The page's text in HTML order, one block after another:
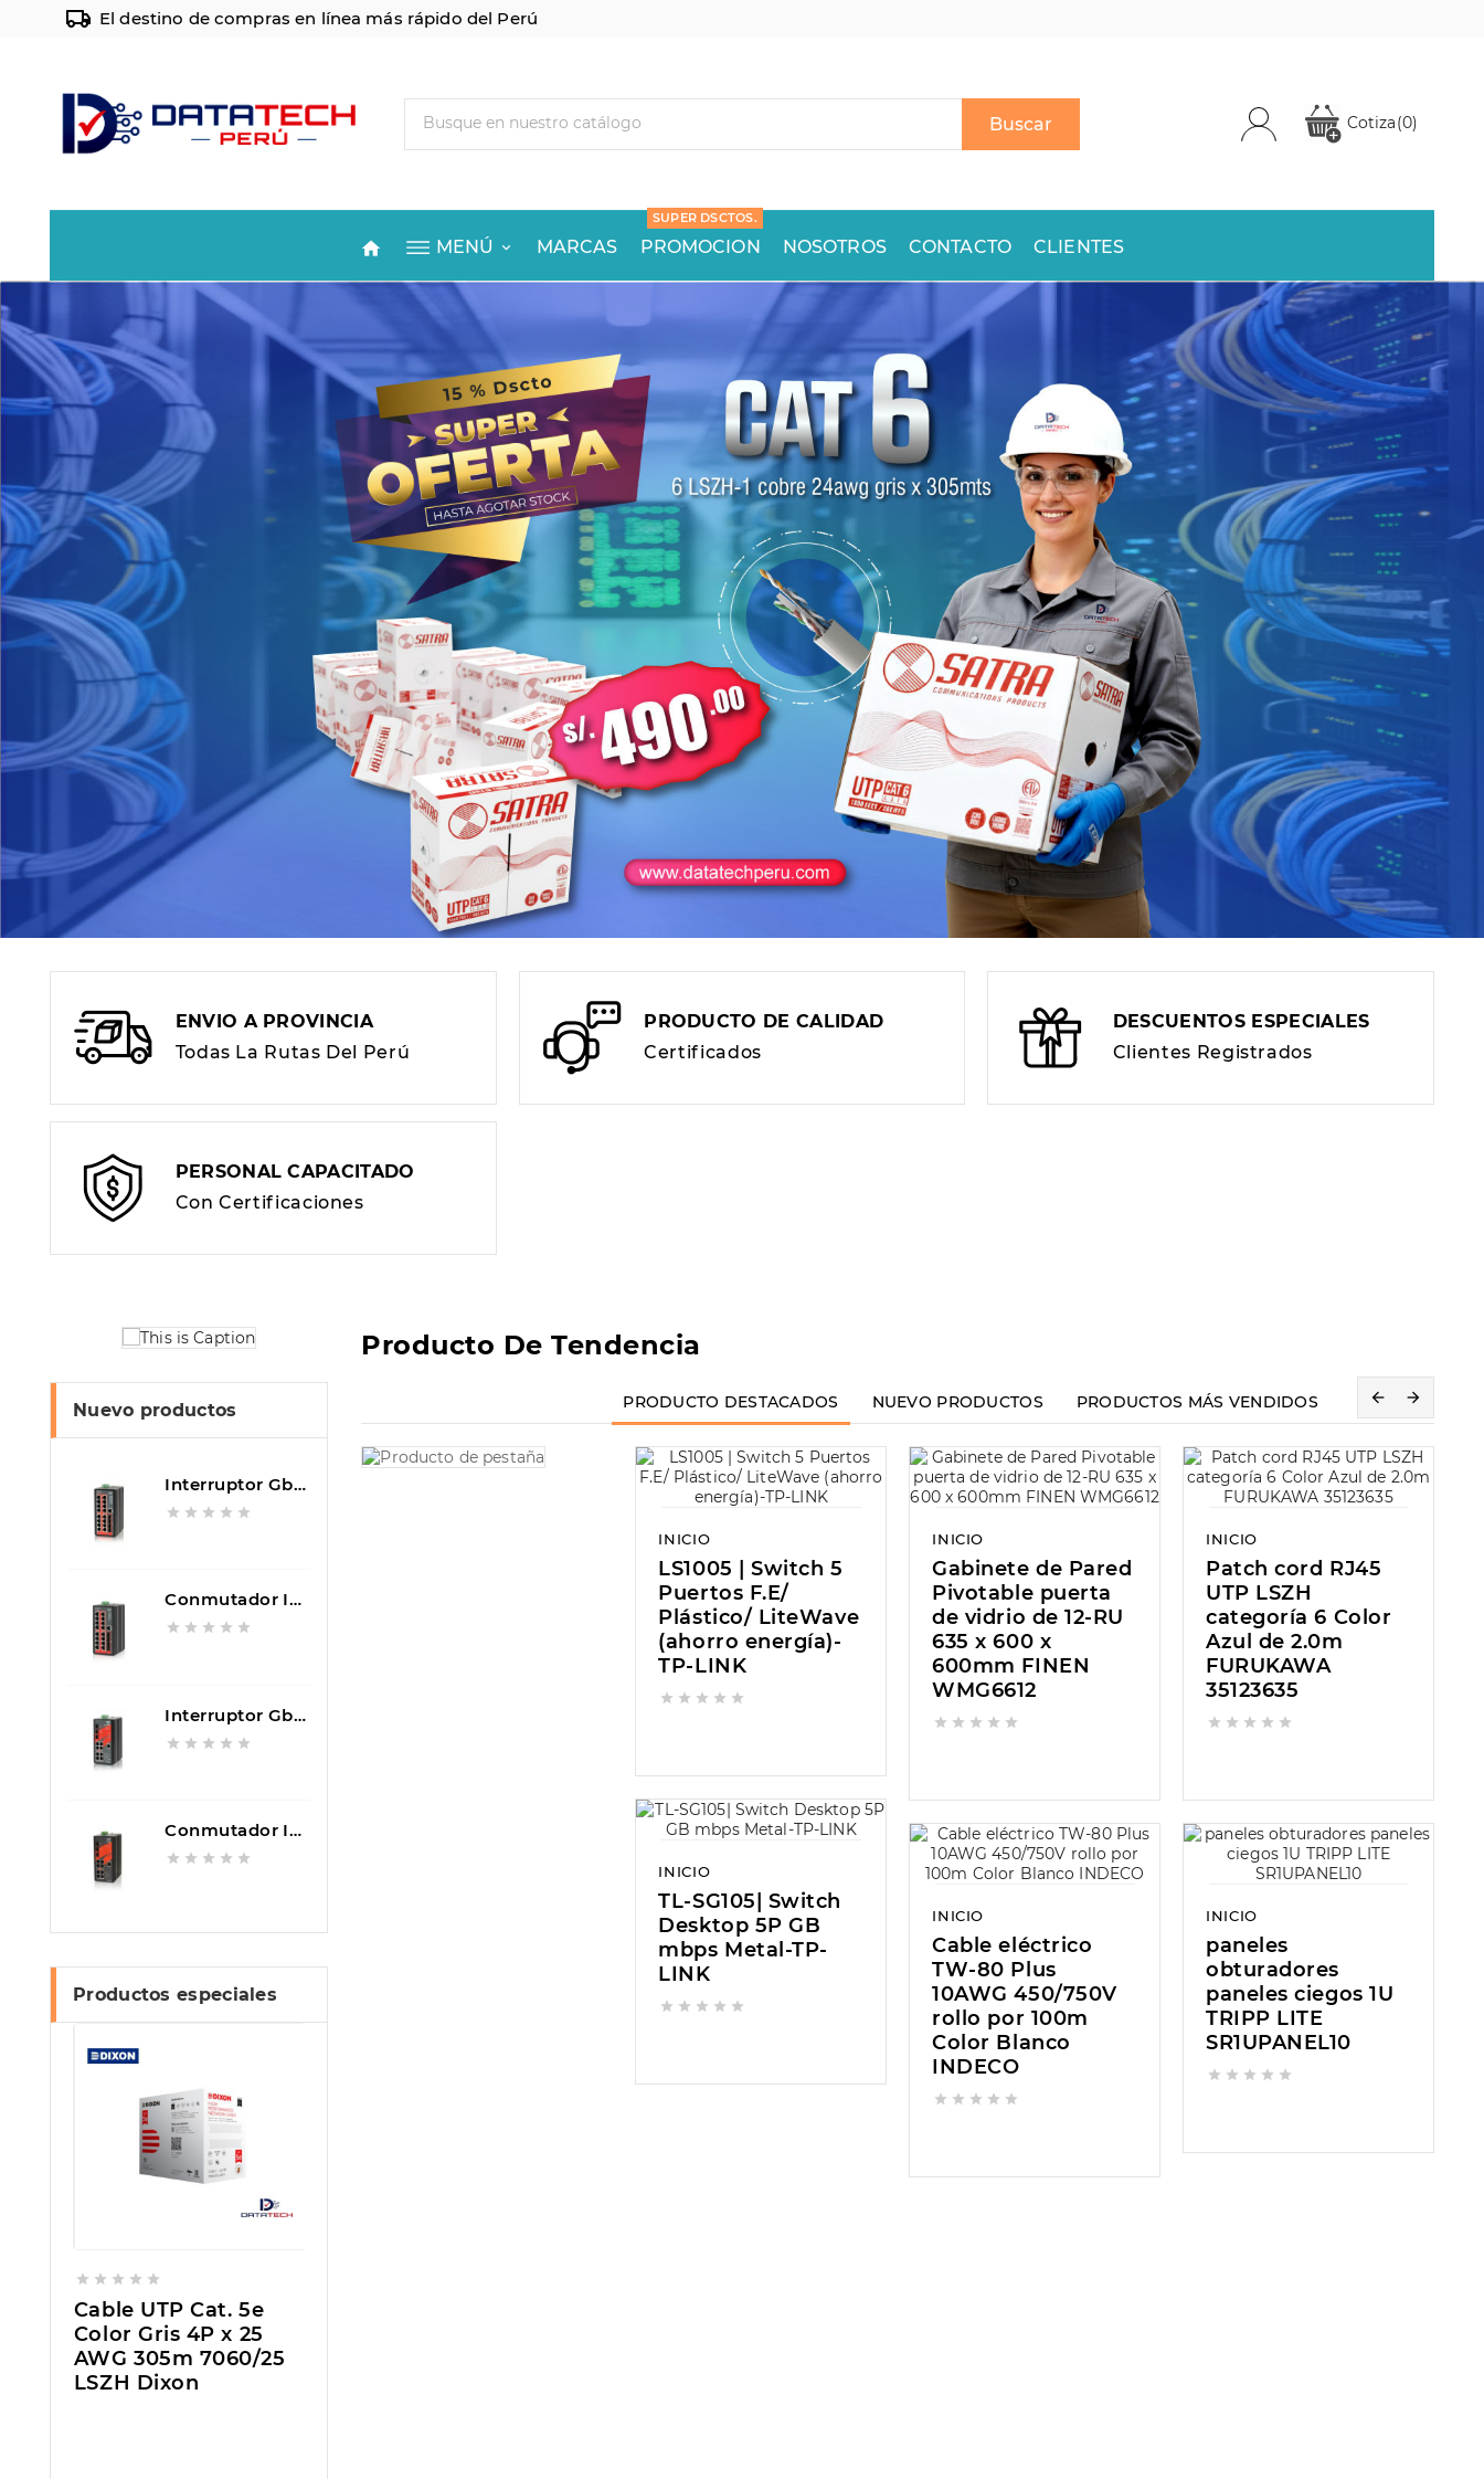
El destino de compras en línea más rápido del Perú
Buscar Cotiza(0)
home MENÚ MARCAS PROMOCION
SUPER DSCTOS.
NOSOTROS CONTACTO CLIENTES
ENVIO A PROVINCIA
Todas La Rutas Del Perú
PRODUCTO DE CALIDAD
Certificados
DESCUENTOS ESPECIALES
Clientes Registrados
PERSONAL CAPACITADO
Con Certificaciones
Nuevo productos
Interruptor GbE Industrial Gestionado IGS-1604SM
    
Conmutador Industrial Gestionado De Ethernet Rápido IFS-1604GSM
    
Interruptor GbE Industrial Gestionado IGS+803SM
    
Conmutador Industrial Gestionado De Ethernet Rápido IFS+803GSM
    
Productos especiales
    
Cable UTP Cat. 5e
Color Gris 4P x 25
AWG 305m 7060/25
LSZH Dixon
Producto De Tendencia
PRODUCTO DESTACADOS NUEVO PRODUCTOS PRODUCTOS MÁS VENDIDOS  
INICIO
LS1005 | Switch 5
Puertos F.E/
Plástico/ LiteWave
(ahorro energía)-
TP-LINK
    
INICIO
TL-SG105| Switch
Desktop 5P GB
mbps Metal-TP-
LINK
    
INICIO
Gabinete de Pared
Pivotable puerta
de vidrio de 12-RU
635 x 600 x
600mm FINEN
WMG6612
    
INICIO
Cable eléctrico
TW-80 Plus
10AWG 450/750V
rollo por 100m
Color Blanco
INDECO
    
INICIO
Patch cord RJ45
UTP LSZH
categoría 6 Color
Azul de 2.0m
FURUKAWA
35123635
    
INICIO
paneles
obturadores
paneles ciegos 1U
TRIPP LITE
SR1UPANEL10
    